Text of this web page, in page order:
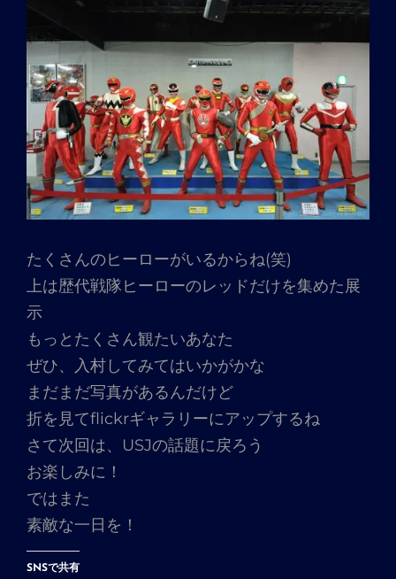
たくさんのヒーローがいるからね(笑)
上は歴代戦隊ヒーローのレッドだけを集めた展
示
もっとたくさん観たいあなた
ぜひ、入村してみてはいかがかな
まだまだ写真があるんだけど
折を見てflickrギャラリーにアップするね
さて次回は、USJの話題に戻ろう
お楽しみに！
ではまた
素敵な一日を！
SNSで共有